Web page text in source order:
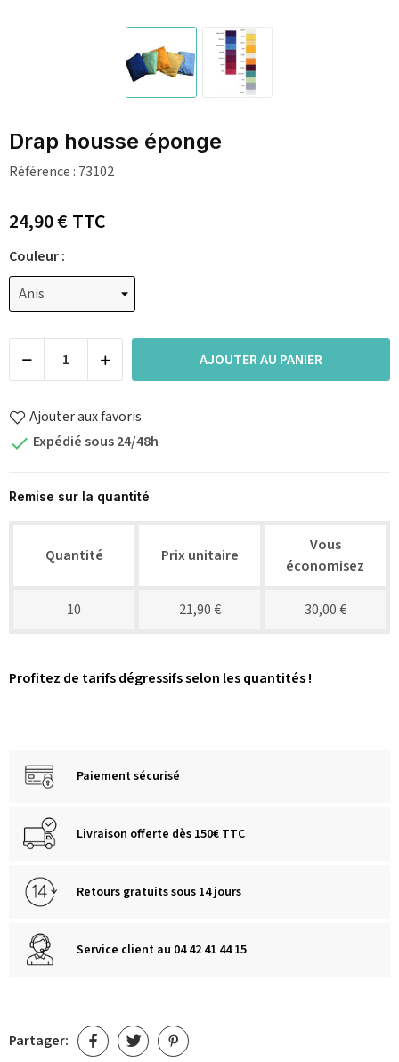
Drap housse éponge
Référence : 73102
24,90 €TTC
Couleur :
AJOUTER AU PANIER
Ajouter aux favoris
 Expédié sous 24/48h
Remise sur la quantité
Quantité Prix unitaire
Vous
économisez
10 21,90 € 30,00 €
Profitez de tarifs dégressifs selon les quantités !
Paiement sécurisé
Livraison offerte dès 150€ TTC
Retours gratuits sous 14 jours
Service client au 04 42 41 44 15
Partager: